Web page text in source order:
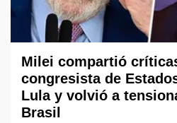
Milei compartió
congresista de
Lula y volvió a
Brasil